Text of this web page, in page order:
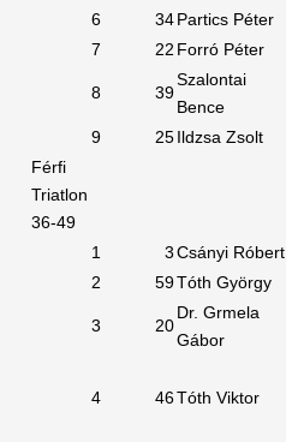
6 34Partics Péter
7
22 Forró Péter
8 39
Szalontai
Bence
9 25Ildzsa Zsolt
Férfi
Triatlon
36-49
1
3Csányi Róbert
2
59Tóth György
3 20
Dr. Grmela
Gábor
4 46Tóth Viktor